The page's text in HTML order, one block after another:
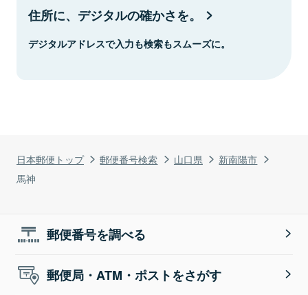
日本郵便トップ 郵便番号検索 山口県
新南陽市
馬神
住所に、デジタルの確かさを。
デジタルアドレスで入力も検索もスムーズに。
郵便番号を調べる
郵便局・ATM・ポストをさがす